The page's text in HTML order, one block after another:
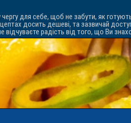
для себе, щоб не забути, як
досить дешеві, та зазвичай
радість від того, що Ви